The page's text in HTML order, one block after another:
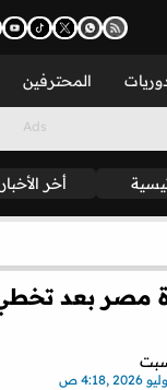
المحترفين
أخر الأخبار
مصر بعد